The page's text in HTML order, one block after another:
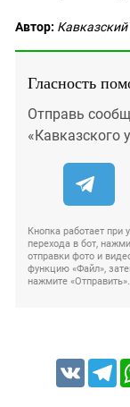
Автор: Кавказский
Гласность
Отправь
«Кавказского
Кнопка работает
перехода в бот,
отправки фото и
функцию «Файл»,
нажмите «Отправить».
VK